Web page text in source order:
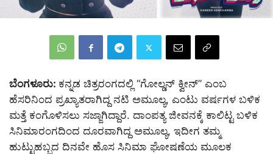
ಬೆಂಗಳೂರು: ಕನ್ನಡ ಚಿತ್ರರಂಗದಲ್ಲಿ “ಗೋಲ್ಡನ್ ಕ್ವೀನ್” ಎಂಬ
ಹೆಸರಿನಿಂದ ಪ್ರಖ್ಯಾತರಾಗಿದ್ದ ನಟಿ ಅಮೂಲ್ಯ, ಎಂಟು ವರ್ಷಗಳ ಬಳಿಕ
ಮತ್ತೆ ಕಂಗೊಳಿಸಲು ಸಜ್ಜಾಗಿದ್ದಾರೆ. ದಾಂಪತ್ಯ ಜೀವನಕ್ಕೆ ಕಾಲಿಟ್ಟ ಬಳಿಕ
ಸಿನಿಮಾರಂಗದಿಂದ ದೂರವಾಗಿದ್ದ ಅಮೂಲ್ಯ, ಇದೀಗ ತಮ್ಮ
ಹುಟ್ಟುಹಬ್ಬದ ದಿನವೇ ಹೊಸ ಸಿನಿಮಾ ಘೋಷಣೆಯ ಮೂಲಕ